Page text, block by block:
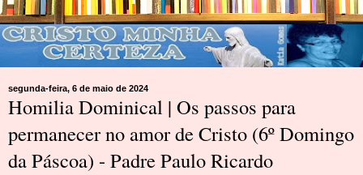
segunda-feira, 6 de maio de 2024
Homilia Dominical | Os passos para
permanecer no amor de Cristo (6º Domingo
da Páscoa) - Padre Paulo Ricardo